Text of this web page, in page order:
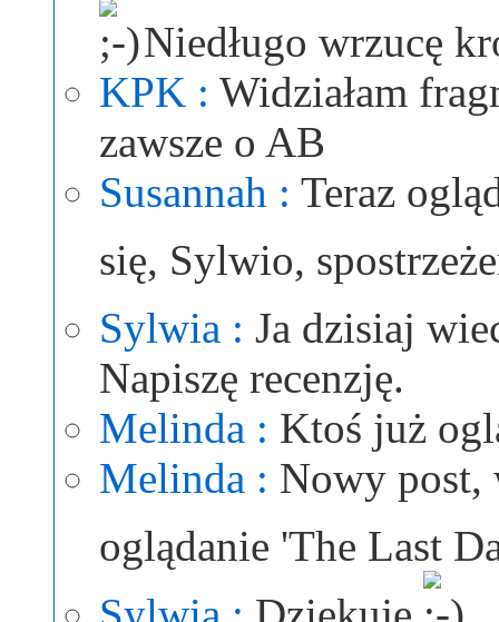
Niedługo wrzucę
KPK : Widziałam
zawsze o AB
Susannah : Teraz
się, Sylwio,
Sylwia : Ja dzisiaj
Napiszę recenzję.
Melinda : Ktoś już
Melinda : Nowy post,
oglądanie 'The Last